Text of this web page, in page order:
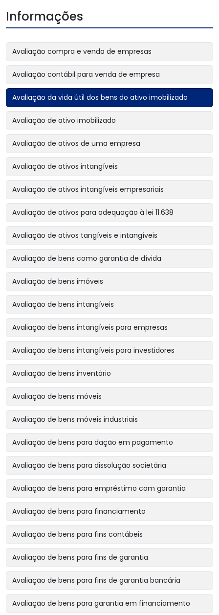
Informações
Avaliação compra e venda de empresas
Avaliação contábil para venda de empresa
Avaliação da vida útil dos bens do ativo imobilizado
Avaliação de ativo imobilizado
Avaliação de ativos de uma empresa
Avaliação de ativos intangíveis
Avaliação de ativos intangíveis empresariais
Avaliação de ativos para adequação à lei 11.638
Avaliação de ativos tangíveis e intangíveis
Avaliação de bens como garantia de dívida
Avaliação de bens imóveis
Avaliação de bens intangíveis
Avaliação de bens intangíveis para empresas
Avaliação de bens intangíveis para investidores
Avaliação de bens inventário
Avaliação de bens móveis
Avaliação de bens móveis industriais
Avaliação de bens para dação em pagamento
Avaliação de bens para dissolução societária
Avaliação de bens para empréstimo com garantia
Avaliação de bens para financiamento
Avaliação de bens para fins contábeis
Avaliação de bens para fins de garantia
Avaliação de bens para fins de garantia bancária
Avaliação de bens para garantia em financiamento